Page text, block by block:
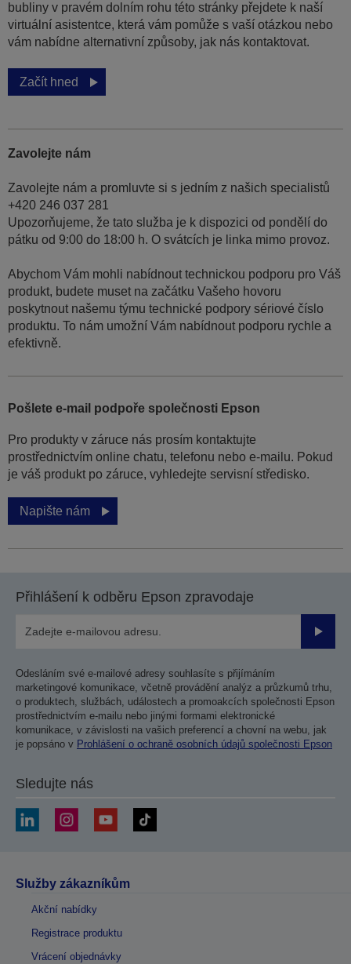
bubliny v pravém dolním rohu této stránky přejdete k naší
virtuální asistentce, která vám pomůže s vaší otázkou nebo
vám nabídne alternativní způsoby, jak nás kontaktovat.
Začít hned
Zavolejte nám
Zavolejte nám a promluvte si s jedním z našich specialistů
+420 246 037 281
Upozorňujeme, že tato služba je k dispozici od pondělí do
pátku od 9:00 do 18:00 h. O svátcích je linka mimo provoz.
Abychom Vám mohli nabídnout technickou podporu pro Váš
produkt, budete muset na začátku Vašeho hovoru
poskytnout našemu týmu technické podpory sériové číslo
produktu. To nám umožní Vám nabídnout podporu rychle a
efektivně.
Pošlete e-mail podpoře společnosti Epson
Pro produkty v záruce nás prosím kontaktujte
prostřednictvím online chatu, telefonu nebo e-mailu. Pokud
je váš produkt po záruce, vyhledejte servisní středisko.
Napište nám
Přihlášení k odběru Epson zpravodaje
Odesláním své e-mailové adresy souhlasíte s přijímáním
marketingové komunikace, včetně provádění analýz a průzkumů trhu,
o produktech, službách, událostech a promoakcích společnosti Epson
prostřednictvím e-mailu nebo jinými formami elektronické
komunikace, v závislosti na vašich preferencí a chovní na webu, jak
je popsáno v Prohlášení o ochraně osobních údajů společnosti Epson
Sledujte nás
Služby zákazníkům
Akční nabídky
Registrace produktu
Vrácení objednávky